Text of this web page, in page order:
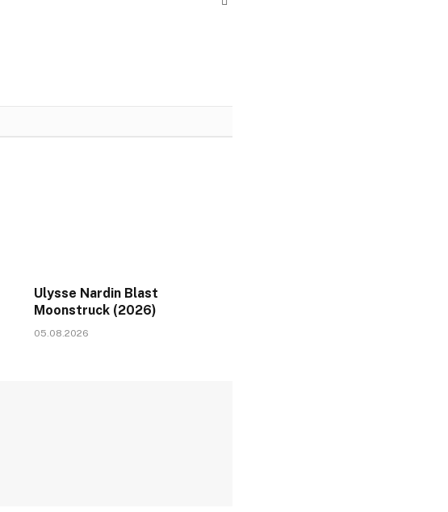
Ulysse Nardin Blast
Moonstruck (2026)
05.08.2026